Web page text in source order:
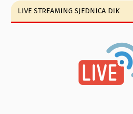
LIVE STREAMING SJEDNICA DIK